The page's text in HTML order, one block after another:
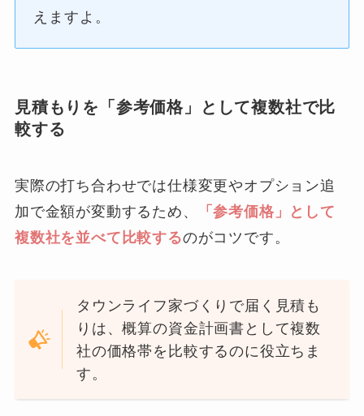
えますよ。
見積もりを「参考価格」として複数社で比
較する
実際の打ち合わせでは仕様変更やオプション追
加で金額が変動するため、
「参考価格」として
複数社を並べて比較するのがコツです。
タウンライフ家づくりで届く見積も
りは、概算の資金計画書として複数
社の価格帯を比較するのに役立ちま
す。